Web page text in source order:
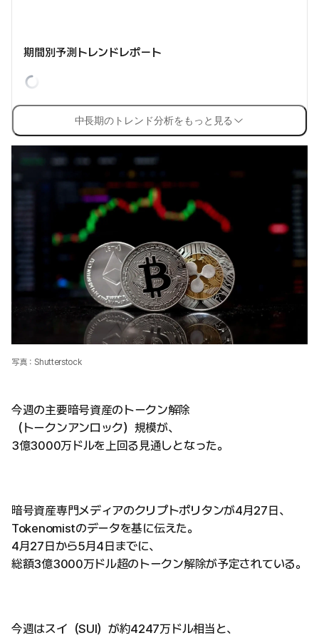
期間別予測トレンドレポート
中長期のトレンド分析をもっと見る
写真：Shutterstock
今週の主要暗号資産のトークン解除
（トークンアンロック）規模が、
3億3000万ドルを上回る見通しとなった。
暗号資産専門メディアのクリプトポリタンが4月27日、
Tokenomistのデータを基に伝えた。
4月27日から5月4日までに、
総額3億3000万ドル超のトークン解除が予定されている。
今週はスイ（SUI）が約4247万ドル相当と、